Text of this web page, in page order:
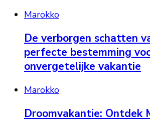
Marokko
De verborgen schatten
perfecte bestemming
onvergetelijke vakantie
Marokko
Droomvakantie: Ontdek